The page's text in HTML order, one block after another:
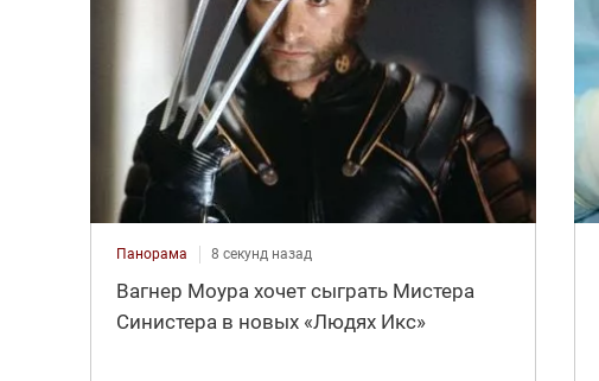
Панорама 8 секунд назад
Вагнер Моура хочет сыграть Мистера
Синистера в новых «Людях Икс»